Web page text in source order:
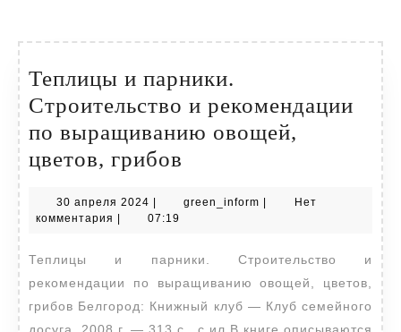
Теплицы и парники.
Строительство и рекомендации
по выращиванию овощей,
цветов, грибов
парники.
и
рекомендации
по
30 апреля 2024 30
апреля
| green_inform green_inform
|
Нет
комментария | 07:19
Теплицы и парники. Строительство и
рекомендации по выращиванию овощей, цветов,
грибов Белгород: Книжный клуб — Клуб семейного
досуга, 2008 г. — 313 с., с ил.В книге описываются